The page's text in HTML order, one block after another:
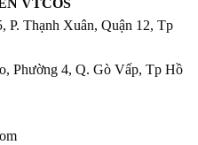
VTCOS
Thạnh Xuân, Quận 12, Tp
Phường 4, Q. Gò Vấp, Tp Hồ